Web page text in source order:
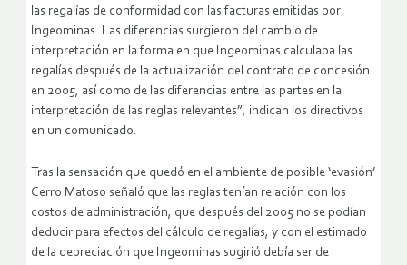
las regalías de conformidad con las facturas emitidas por
Ingeominas. Las diferencias surgieron del cambio de
interpretación en la forma en que Ingeominas calculaba las
regalías después de la actualización del contrato de concesión
en 2005, así como de las diferencias entre las partes en la
interpretación de las reglas relevantes”, indican los directivos
en un comunicado.
Tras la sensación que quedó en el ambiente de posible ‘evasión’
Cerro Matoso señaló que las reglas tenían relación con los
costos de administración, que después del 2005 no se podían
deducir para efectos del cálculo de regalías, y con el estimado
de la depreciación que Ingeominas sugirió debía ser de